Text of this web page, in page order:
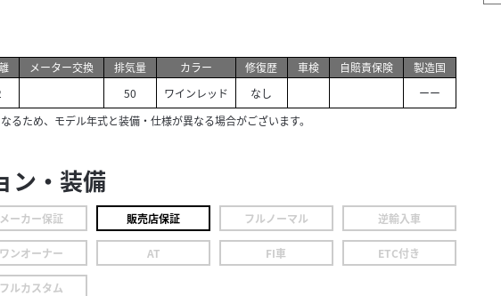
メーター交換
排気量
50
カラー
ワインレッド
修復歴
なし
車検 自賠責保険
製造国
ーー
るため、モデル年式と装備・仕様が異なる場合がございます。
ン・装備
メーカー保証 販売店保証 フルノーマル 逆輸入車
ワンオーナー AT FI車 ETC付き
フルカスタム